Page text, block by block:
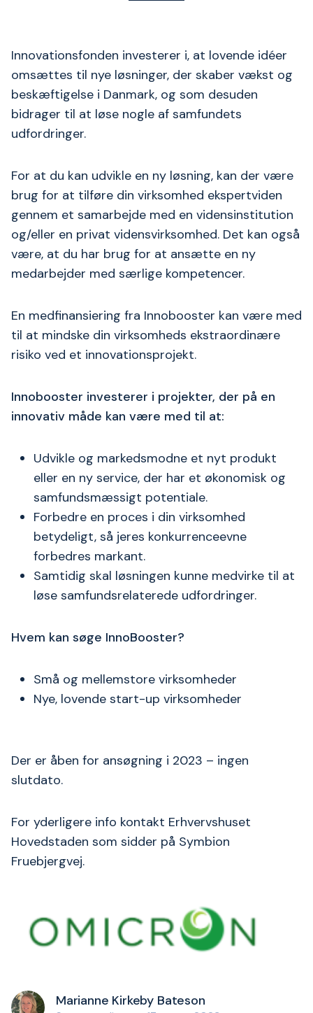
Innovationsfonden investerer i, at lovende idéer
omsættes til nye løsninger, der skaber vækst og
beskæftigelse i Danmark, og som desuden
bidrager til at løse nogle af samfundets
udfordringer.
For at du kan udvikle en ny løsning, kan der være
brug for at tilføre din virksomhed ekspertviden
gennem et samarbejde med en vidensinstitution
og/eller en privat vidensvirksomhed. Det kan også
være, at du har brug for at ansætte en ny
medarbejder med særlige kompetencer.
En medfinansiering fra Innobooster kan være med
til at mindske din virksomheds ekstraordinære
risiko ved et innovationsprojekt.
Innobooster investerer i projekter, der på en
innovativ måde kan være med til at:
Udvikle og markedsmodne et nyt produkt
eller en ny service, der har et økonomisk og
samfundsmæssigt potentiale.
Forbedre en proces i din virksomhed
betydeligt, så jeres konkurrenceevne
forbedres markant.
Samtidig skal løsningen kunne medvirke til at
løse samfundsrelaterede udfordringer.
Hvem kan søge InnoBooster?
Små og mellemstore virksomheder
Nye, lovende start-up virksomheder
Der er åben for ansøgning i 2023 – ingen
slutdato.
For yderligere info kontakt Erhvervshuset
Hovedstaden som sidder på Symbion
Fruebjergvej.
Marianne Kirkeby Bateson